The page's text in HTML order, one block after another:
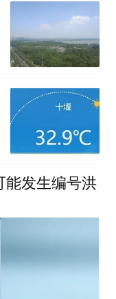
能发生编号洪